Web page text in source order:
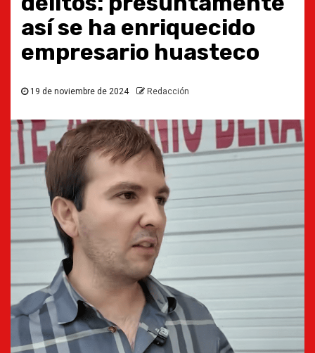
así se ha enriquecido
empresario huasteco
19 de noviembre de 2024 Redacción